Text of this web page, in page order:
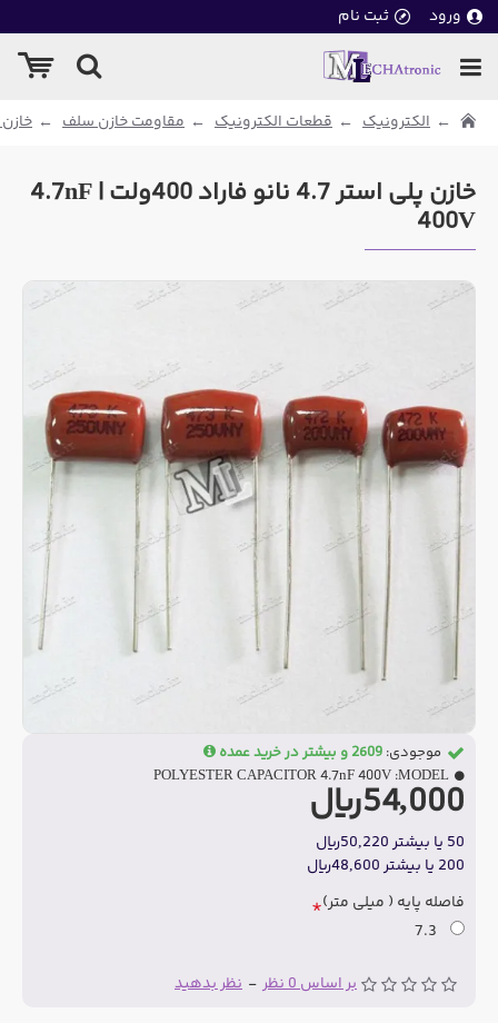
ورود ثبت نام
الکترونیک قطعات الکترونیک مقاومت خازن سلف
خازن پلی استر 4.7 نانو فاراد 400ولت | 4.7nF
400V
بر اساس 0 نظر - نظر بدهید
54,000ریال
50 یا بیشتر 50,220ریال
200 یا بیشتر 48,600ریال
موجودی: 2609 و بیشتر در خرید عمده
MODEL:
POLYESTER CAPACITOR 4.7nF 400V
فاصله پایه ( میلی متر)
7.3